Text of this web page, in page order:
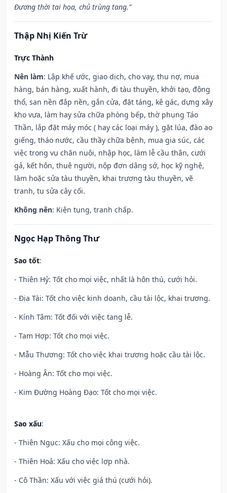
Đương thời tai họa, chủ trùng tang.”
Thập Nhị Kiến Trừ
Trực Thành
Nên làm: Lập khế ước, giao dịch, cho vay, thu nợ, mua
hàng, bán hàng, xuất hành, đi tàu thuyền, khởi tạo, động
thổ, san nền đắp nền, gắn cửa, đặt táng, kê gác, dựng xây
kho vựa, làm hay sửa chữa phòng bếp, thờ phụng Táo
Thần, lắp đặt máy móc ( hay các loại máy ), gặt lúa, đào ao
giếng, tháo nước, cầu thầy chữa bệnh, mua gia súc, các
việc trong vụ chăn nuôi, nhập học, làm lễ cầu thân, cưới
gả, kết hôn, thuê người, nộp đơn dâng sớ, học kỹ nghệ,
làm hoặc sửa tàu thuyền, khai trương tàu thuyền, vẽ
tranh, tu sửa cây cối.
Không nên: Kiện tụng, tranh chấp.
Ngọc Hạp Thông Thư
Sao tốt:
- Thiên Hỷ: Tốt cho mọi việc, nhất là hôn thú, cưới hỏi.
- Địa Tài: Tốt cho việc kinh doanh, cầu tài lộc, khai trương.
- Kính Tâm: Tốt đối với việc tang lễ.
- Tam Hợp: Tốt cho mọi việc.
- Mẫu Thương: Tốt cho việc khai trương hoặc cầu tài lộc.
- Hoàng Ân: Tốt cho mọi việc.
- Kim Đường Hoàng Đạo: Tốt cho mọi việc.
Sao xấu:
- Thiên Ngục: Xấu cho mọi công việc.
- Thiên Hoả: Xấu cho việc lợp nhà.
- Cô Thần: Xấu với việc giá thú (cưới hỏi).